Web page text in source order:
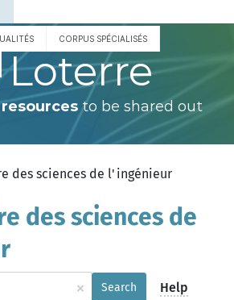
CORPUS SPÉCIALISÉS
Loterre
to be shared out
des sciences de l'ingénieur
des sciences de
× Search Help